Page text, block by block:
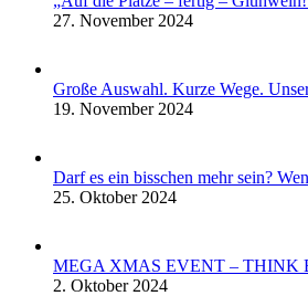
27. November 2024
Große Auswahl. Kurze Wege.
19. November 2024
Darf es ein bisschen mehr sein?
25. Oktober 2024
MEGA XMAS EVENT – THINK
2. Oktober 2024